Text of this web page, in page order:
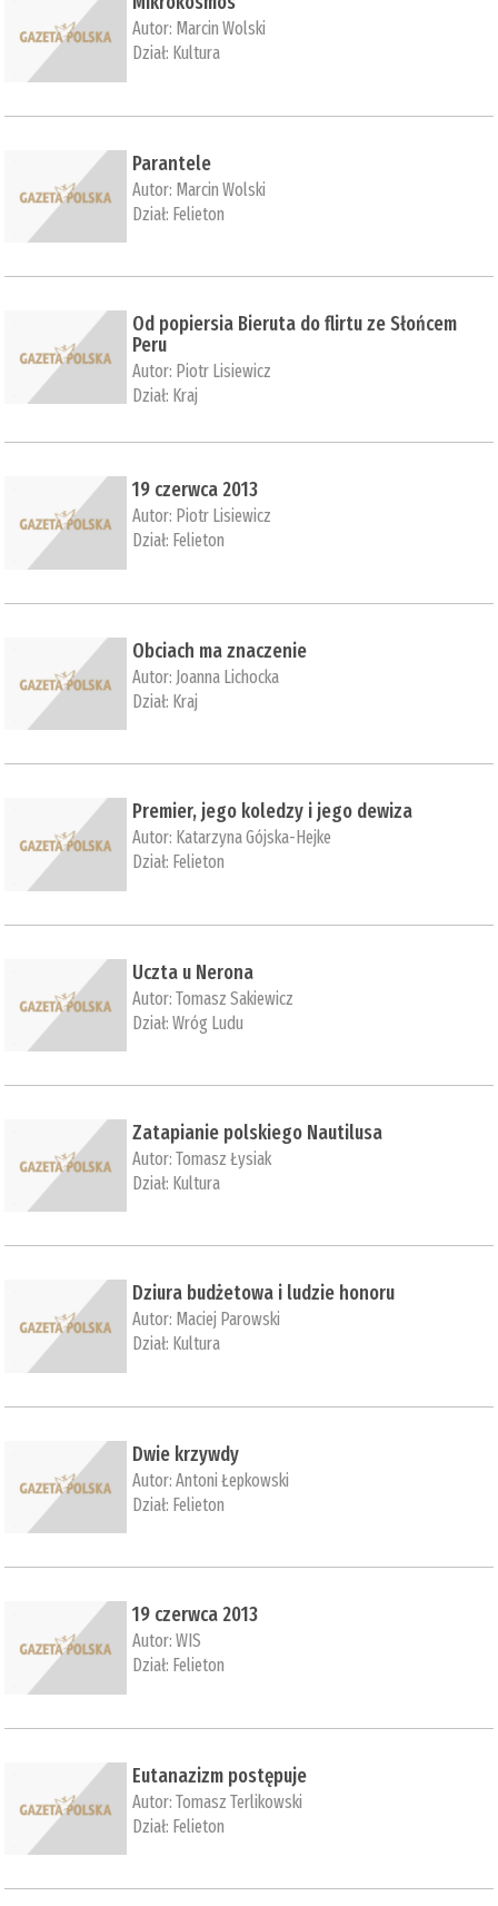
Autor: Marcin Wolski
Dział: Kultura
Parantele
Autor: Marcin Wolski
Dział: Felieton
Od popiersia Bieruta do flirtu ze Słońcem
Peru
Autor: Piotr Lisiewicz
Dział: Kraj
19 czerwca 2013
Autor: Piotr Lisiewicz
Dział: Felieton
Obciach ma znaczenie
Autor: Joanna Lichocka
Dział: Kraj
Premier, jego koledzy i jego dewiza
Autor: Katarzyna Gójska-Hejke
Dział: Felieton
Uczta u Nerona
Autor:Tomasz Sakiewicz
Dział:Wróg Ludu
Zatapianie polskiego Nautilusa
Autor:Tomasz Łysiak
Dział: Kultura
Dziura budżetowa i ludzie honoru
Autor: Maciej Parowski
Dział: Kultura
Dwie krzywdy
Autor:Antoni Łepkowski
Dział: Felieton
19 czerwca 2013
Autor:WIS
Dział: Felieton
Eutanazizm postępuje
Autor:Tomasz Terlikowski
Dział: Felieton